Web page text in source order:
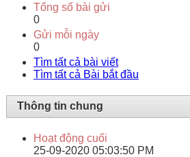
Tổng số bài gửi
0
Gửi mỗi ngày
0
Tìm tất cả bài viết
Tìm tất cả Bài bắt đầu
Thông tin chung
Hoạt động cuối
25-09-2020 05:03:50 PM